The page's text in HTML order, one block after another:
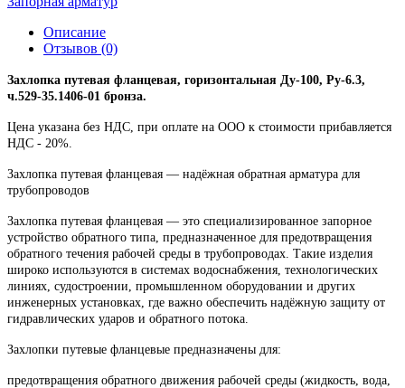
Описание
Отзывов (0)
Захлопка путевая фланцевая, горизонтальная Ду-100, Ру-6.3,
ч.529-35.1406-01 бронза.
Цена указана без НДС, при оплате на ООО к стоимости прибавляется
НДС - 20%.
Захлопка путевая фланцевая — надёжная обратная арматура для
трубопроводов
Захлопка путевая фланцевая — это специализированное запорное
устройство обратного типа, предназначенное для предотвращения
обратного течения рабочей среды в трубопроводах. Такие изделия
широко используются в системах водоснабжения, технологических
линиях, судостроении, промышленном оборудовании и других
инженерных установках, где важно обеспечить надёжную защиту от
гидравлических ударов и обратного потока.
Захлопки путевые фланцевые предназначены для:
предотвращения обратного движения рабочей среды (жидкость, вода,